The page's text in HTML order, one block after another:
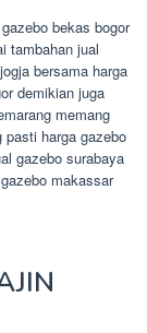
bekas bogor
tambahan jual
bersama harga
demikian juga
memang
harga gazebo
gazebo surabaya
makassar